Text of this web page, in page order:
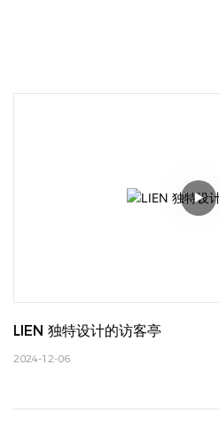
LIEN 独特设计的访客亭
2024-12-06